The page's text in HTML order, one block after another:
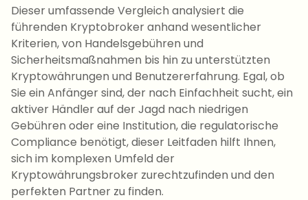
Dieser umfassende Vergleich analysiert die
führenden Kryptobroker anhand wesentlicher
Kriterien, von Handelsgebühren und
Sicherheitsmaßnahmen bis hin zu unterstützten
Kryptowährungen und Benutzererfahrung. Egal, ob
Sie ein Anfänger sind, der nach Einfachheit sucht, ein
aktiver Händler auf der Jagd nach niedrigen
Gebühren oder eine Institution, die regulatorische
Compliance benötigt, dieser Leitfaden hilft Ihnen,
sich im komplexen Umfeld der
Kryptowährungsbroker zurechtzufinden und den
perfekten Partner zu finden.